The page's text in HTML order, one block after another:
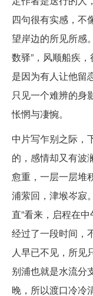
四句很有实感，不
望岸边的所见所感
数驿”，风顺船疾
是因为有人让他留
只见一个难辨的身
怅惘与凄惋。
中片写乍别之际，
的，感情却又有波
愈重，一层一层堆
浦萦回，津堠岑寂
直”看来，启程在
经过了一段时间，
人早已不见，所见
别浦也就是水流分
晚，所以渡口冷冷